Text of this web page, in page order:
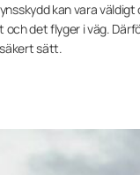
kan vara
och det flyger i väg.
sätt.